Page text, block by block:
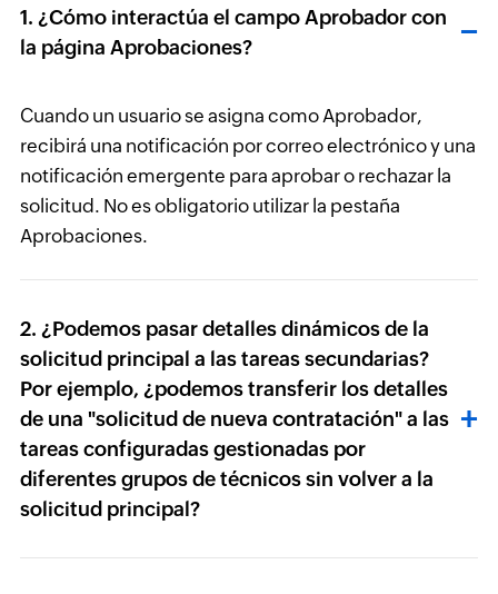
1. ¿Cómo interactúa el campo Aprobador con
la página Aprobaciones?
Cuando un usuario se asigna como Aprobador,
recibirá una notificación por correo electrónico y una
notificación emergente para aprobar o rechazar la
solicitud. No es obligatorio utilizar la pestaña
Aprobaciones.
2. ¿Podemos pasar detalles dinámicos de la
solicitud principal a las tareas secundarias?
Por ejemplo, ¿podemos transferir los detalles
de una "solicitud de nueva contratación" a las
tareas configuradas gestionadas por
diferentes grupos de técnicos sin volver a la
solicitud principal?